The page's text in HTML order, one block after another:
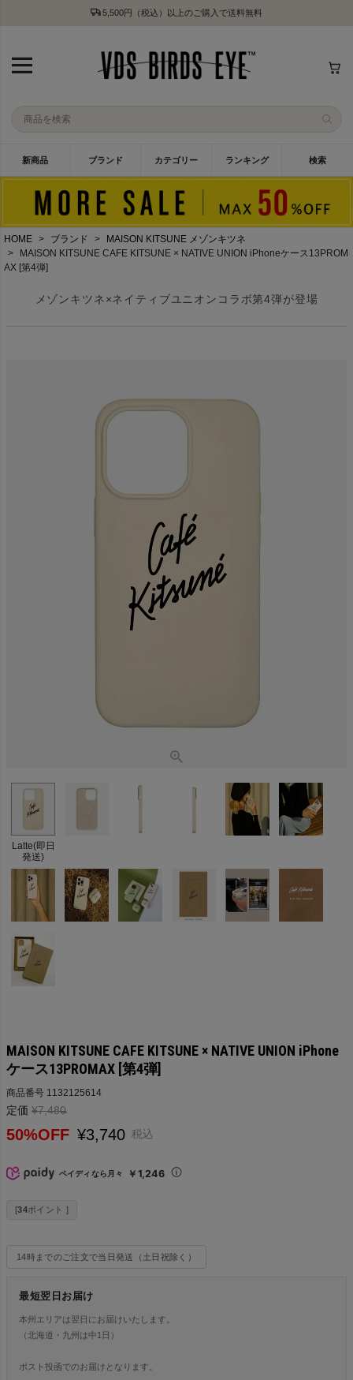
5,500円（税込）以上のご購入で送料無料
新商品 ブランド カテゴリー ランキング 検索
HOME ブランド
MAISON KITSUNE メゾンキツネ
MAISON KITSUNE CAFE KITSUNE × NATIVE UNION iPhoneケース13PROM
AX [第4弾]
メゾンキツネ×ネイティブユニオンコラボ第4弾が登場
Latte(即日
発送)
MAISON KITSUNE CAFE KITSUNE × NATIVE UNION iPhone
ケース13PROMAX [第4弾]
商品番号 1132125614
定価 ¥7,480
→
50%OFF ¥3,740 税込
ペイディなら月々 ￥1,246
[34ポイント ]
14時までのご注文で当日発送（土日祝除く）
最短翌日お届け
本州エリアは翌日にお届けいたします。
（北海道・九州は中1日）
ポスト投函でのお届けとなります。